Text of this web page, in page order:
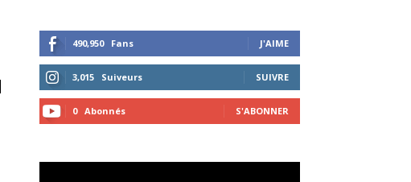
490,950 Fans J'AIME
3,015 Suiveurs SUIVRE
0 Abonnés S'ABONNER